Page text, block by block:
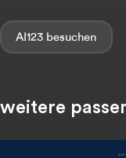
AI123
weitere